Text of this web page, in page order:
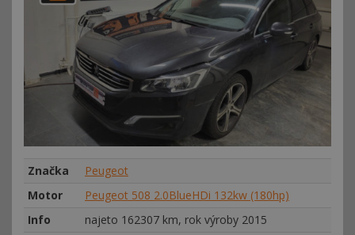
Značka
Peugeot
Motor
Peugeot 508 2.0BlueHDi 132kw (180hp)
Info
najeto 162307 km, rok výroby 2015